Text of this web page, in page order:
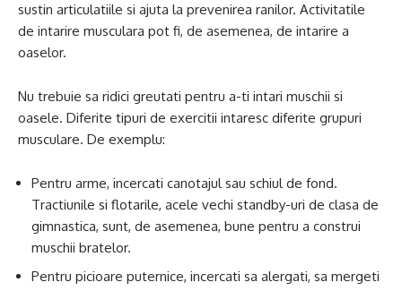
sustin articulatiile si ajuta la prevenirea ranilor. Activitatile
de intarire musculara pot fi, de asemenea, de intarire a
oaselor.
Nu trebuie sa ridici greutati pentru a-ti intari muschii si
oasele. Diferite tipuri de exercitii intaresc diferite grupuri
musculare. De exemplu:
Pentru arme, incercati canotajul sau schiul de fond.
Tractiunile si flotarile, acele vechi standby-uri de clasa de
gimnastica, sunt, de asemenea, bune pentru a construi
muschii bratelor.
Pentru picioare puternice, incercati sa alergati, sa mergeti